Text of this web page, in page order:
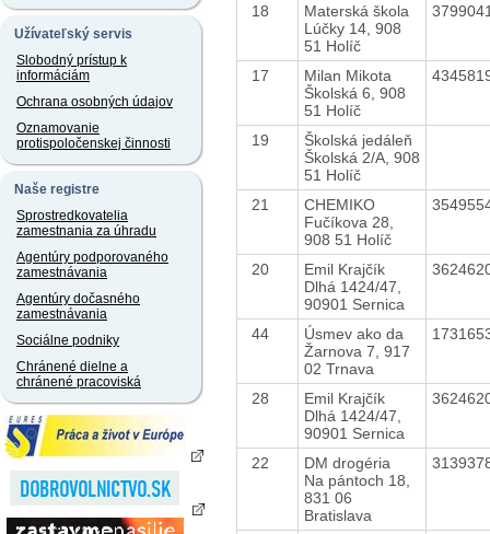
Užívateľský servis
Slobodný prístup k
informáciám
Ochrana osobných údajov
Oznamovanie
protispoločenskej činnosti
Naše registre
Sprostredkovatelia
zamestnania za úhradu
Agentúry podporovaného
zamestnávania
Agentúry dočasného
zamestnávania
Sociálne podniky
Chránené dielne a
chránené pracoviská
18
Materská škola
Lúčky 14, 908
51 Holíč
17
Milan Mikota
Školská 6, 908
51 Holíč
19
Školská jedáleň
Školská 2/A, 908
51 Holíč
21
CHEMIKO
Fučíkova 28,
908 51 Holíč
20
Emil Krajčík
Dlhá 1424/47,
90901 Sernica
44
Úsmev ako da
Žarnova 7, 917
02 Trnava
28
Emil Krajčík
Dlhá 1424/47,
90901 Sernica
22
DM drogéria
Na pántoch 18,
831 06
Bratislava